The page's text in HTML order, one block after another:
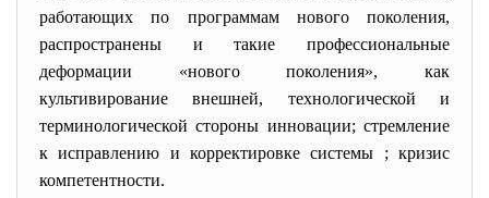
работающих по программам нового поколения,
распространены и такие профессиональные
деформации «нового поколения», как
культивирование внешней, технологической и
терминологической стороны инновации; стремление
к исправлению и корректировке системы ; кризис
компетентности.